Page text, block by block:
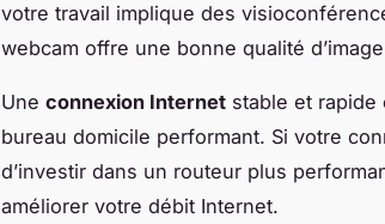
votre travail implique des
webcam offre une bonne qualité
Une connexion Internet stable et rapide
bureau domicile performant. Si votre
d’investir dans un routeur plus
améliorer votre débit Internet.